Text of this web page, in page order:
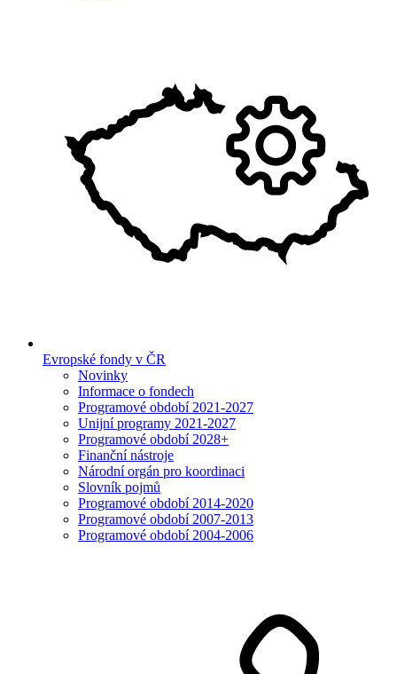
Evropské fondy v ČR
Novinky
Informace o fondech
Programové období 2021-2027
Unijní programy 2021-2027
Programové období 2028+
Finanční nástroje
Národní orgán pro koordinaci
Slovník pojmů
Programové období 2014-2020
Programové období 2007-2013
Programové období 2004-2006